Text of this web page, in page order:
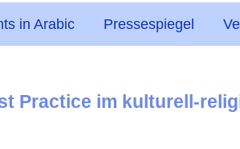
in Arabic Pressespiegel
Practice im kulturell-